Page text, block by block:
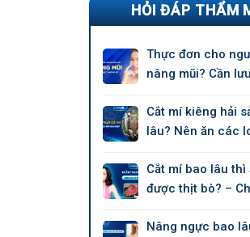
HỎI ĐÁP THẨM
Thực đơn cho
nâng mũi? Cần
Cắt mí kiêng hải
lâu? Nên ăn các
Cắt mí bao lâu thì
được thịt bò? –
Nâng ngực bao